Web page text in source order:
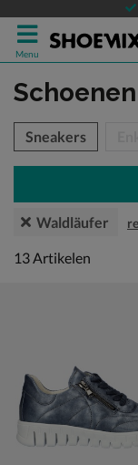
Menu
Schoenen
over
Sneakers
Waldläufer
13 artikelen
13Artikelen